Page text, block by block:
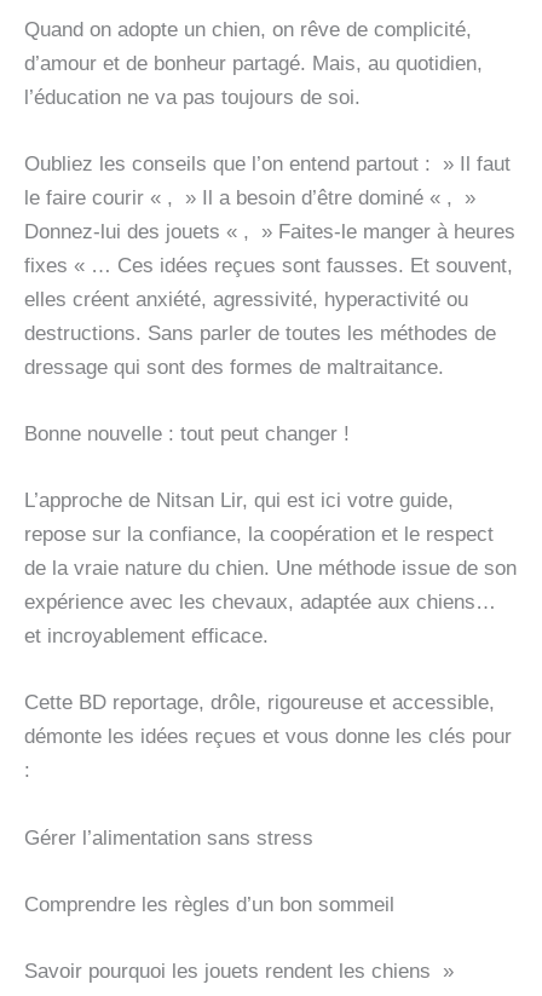
Quand on adopte un chien, on rêve de complicité,
d’amour et de bonheur partagé. Mais, au quotidien,
l’éducation ne va pas toujours de soi.
Oubliez les conseils que l’on entend partout : » Il faut
le faire courir « , » Il a besoin d’être dominé « , »
Donnez-lui des jouets « , » Faites-le manger à heures
fixes « … Ces idées reçues sont fausses. Et souvent,
elles créent anxiété, agressivité, hyperactivité ou
destructions. Sans parler de toutes les méthodes de
dressage qui sont des formes de maltraitance.
Bonne nouvelle : tout peut changer !
L’approche de Nitsan Lir, qui est ici votre guide,
repose sur la confiance, la coopération et le respect
de la vraie nature du chien. Une méthode issue de son
expérience avec les chevaux, adaptée aux chiens…
et incroyablement efficace.
Cette BD reportage, drôle, rigoureuse et accessible,
démonte les idées reçues et vous donne les clés pour
:
Gérer l’alimentation sans stress
Comprendre les règles d’un bon sommeil
Savoir pourquoi les jouets rendent les chiens »